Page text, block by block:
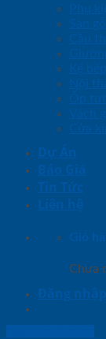
Phụ
Sàn gỗ
Cầu
Kệ
Nội
Ốp
Vách
Cửa
Dự Án
Báo Giá
Tin Tức
Liên hệ
Giỏ
Chưa
Đăng nhập